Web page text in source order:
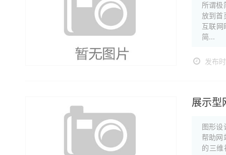
所谓极
放到首
互联网
简...
发布
展示型
图形设
帮助网
的三维